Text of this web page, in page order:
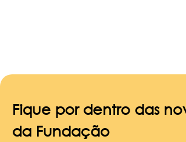
Fique por dentro das
da Fundação